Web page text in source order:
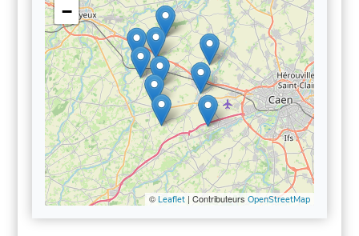
−
© Leaflet| Contributeurs OpenStreetMap